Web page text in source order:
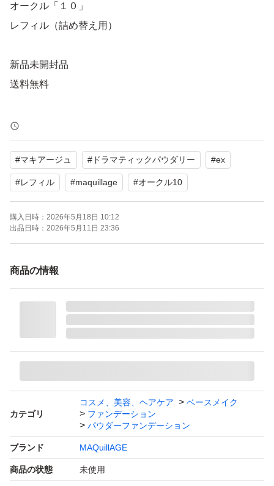
オークル「１０」
レフィル（詰め替え用）
新品未開封品
送料無料
●どこからみても美肌「360°美肌パウダー」
●テカリに見せない「つや仕込みパウダー」
●ふんわりと肌にとけこむ「ムースプレス製法」
●約１３時間の化粧もち
●保湿成分スーパーヒアルロン酸配合
●肌荒れを防ぐスキンケアパウダー配合
（UV-B値） （UV-A値）
めあす↓
「SPF30 PA＋＋＋」
軽い運動
「SPF50以上 PA＋＋＋＋」
炎天下のガチ運動
#マキアージュ # ドラマティックパウダリー #ex
#レフィル #maquillage #オークル10
購入日時： 2026年5月18日 10:12
出品日時： 2026年5月11日 23:36
商品の情報
カテゴリ
コスメ、美容、ヘアケア
ベースメイク
ファンデーション
パウダーファンデーション
ブランド MAQuillAGE
商品の状態 未使用